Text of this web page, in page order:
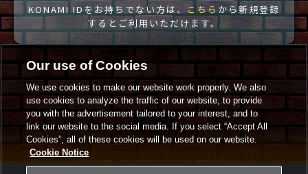
KONAMI IDをお持ちでない方は、 こちらから新規登録
するとご利用いただけます。
Our use of Cookies
We use cookies to make our website work properly. We also
use cookies to analyze the traffic of our website, to provide
you with the advertisement tailored to your interest, and to
link our website to the social media. If you select “Accept All
Cookies”, all of these cookies will be used on our website.
Cookie Notice